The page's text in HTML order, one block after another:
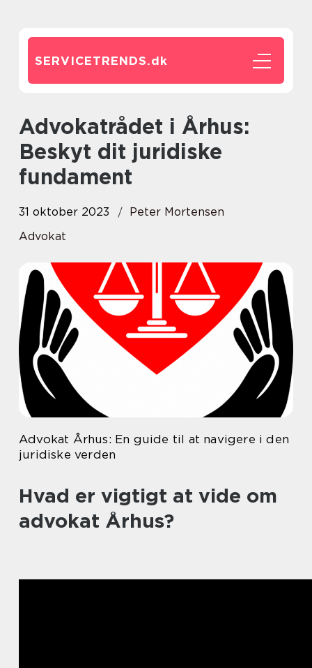
SERVICETRENDS.dk
Advokatrådet i Århus:
Beskyt dit juridiske
fundament
31 oktober 2023
Peter Mortensen
Advokat
Advokat Århus: En guide til at navigere i den
juridiske verden
Hvad er vigtigt at vide om
advokat Århus?